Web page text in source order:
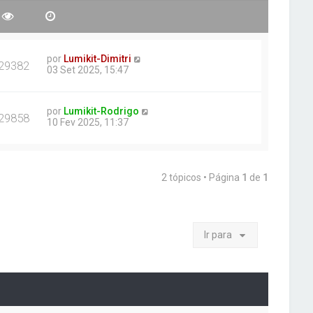
por Lumikit-Dimitri
03 Set 2025, 15:47
por Lumikit-Rodrigo
10 Fev 2025, 11:37
2 tópicos • Página 1 de 1
Ir para